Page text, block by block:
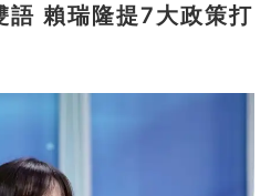
策打